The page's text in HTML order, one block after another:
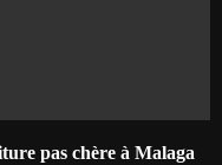
pas chère à Malaga